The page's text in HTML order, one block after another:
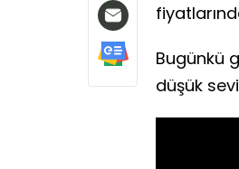
Bugünkü
düşük